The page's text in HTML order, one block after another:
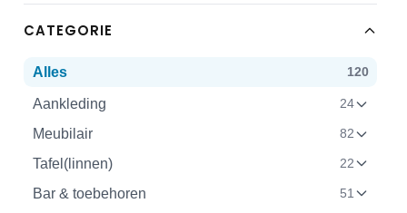
CATEGORIE
Alles 120
Aankleding 24
Meubilair 82
Tafel(linnen) 22
Bar & toebehoren 51